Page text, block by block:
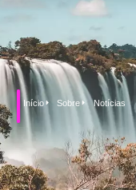
Início Sobre Notícias